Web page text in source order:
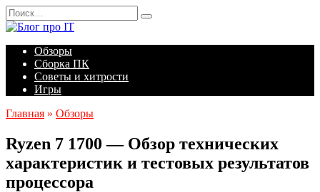
Перейти
к
содержанию
Search
for:
Обзоры
Сборка ПК
Советы и хитрости
Игры
Главная » Обзоры
Ryzen 7 1700 — Обзор технических
характеристик и тестовых результатов
процессора